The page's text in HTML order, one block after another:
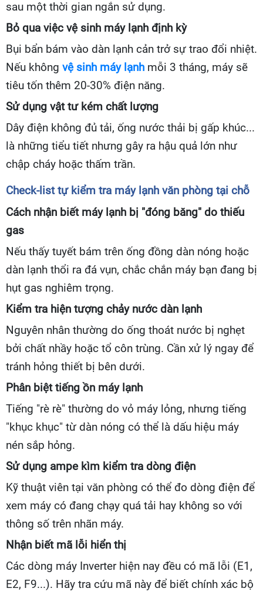
sau một thời gian ngắn sử dụng.
Bỏ qua việc vệ sinh máy lạnh định kỳ
Bụi bẩn bám vào dàn lạnh cản trở sự trao đổi nhiệt.
Nếu không vệ sinh máy lạnh mỗi 3 tháng, máy sẽ
tiêu tốn thêm 20-30% điện năng.
Sử dụng vật tư kém chất lượng
Dây điện không đủ tải, ống nước thải bị gấp khúc...
là những tiểu tiết nhưng gây ra hậu quả lớn như
chập cháy hoặc thấm trần.
Check-list tự kiểm tra máy lạnh văn phòng tại chỗ
Cách nhận biết máy lạnh bị "đóng băng" do thiếu
gas
Nếu thấy tuyết bám trên ống đồng dàn nóng hoặc
dàn lạnh thổi ra đá vụn, chắc chắn máy bạn đang bị
hụt gas nghiêm trọng.
Kiểm tra hiện tượng chảy nước dàn lạnh
Nguyên nhân thường do ống thoát nước bị nghẹt
bởi chất nhầy hoặc tổ côn trùng. Cần xử lý ngay để
tránh hỏng thiết bị bên dưới.
Phân biệt tiếng ồn máy lạnh
Tiếng "rè rè" thường do vỏ máy lỏng, nhưng tiếng
"khục khục" từ dàn nóng có thể là dấu hiệu máy
nén sắp hỏng.
Sử dụng ampe kìm kiểm tra dòng điện
Kỹ thuật viên tại văn phòng có thể đo dòng điện để
xem máy có đang chạy quá tải hay không so với
thông số trên nhãn máy.
Nhận biết mã lỗi hiển thị
Các dòng máy Inverter hiện nay đều có mã lỗi (E1,
E2, F9...). Hãy tra cứu mã này để biết chính xác bộ